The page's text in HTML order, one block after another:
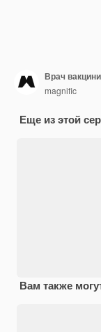
Врач
magnific
Еще из этой
Вам также